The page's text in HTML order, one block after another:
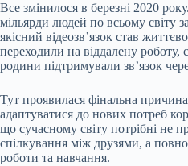
Все змінилося в березні 2020
мільярди людей по всьому світу
якісний відеозв’язок став
переходили на віддалену роботу,
родини підтримували зв’язок
Тут проявилася фінальна
адаптуватися до нових потреб
що сучасному світу потрібні не
спілкування між друзями, а
роботи та навчання.